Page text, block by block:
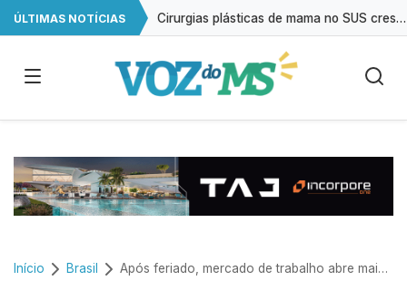
ÚLTIMAS NOTÍCIAS Cirurgias plásticas de mama no SUS crescem mais de 50% em dez anos
Início Brasil Após feriado, mercado de trabalho abre mais de 2,7 mil vagas em MS